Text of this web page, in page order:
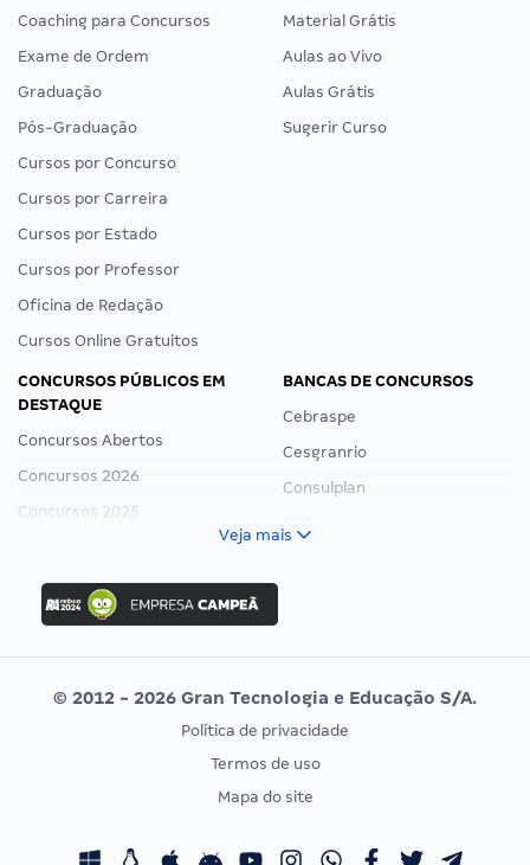
Coaching para Concursos
Exame de Ordem
Graduação
Pós-Graduação
Cursos por Concurso
Cursos por Carreira
Cursos por Estado
Cursos por Professor
Oficina de Redação
Cursos Online Gratuitos
Material Grátis
Aulas ao Vivo
Aulas Grátis
Sugerir Curso
CONCURSOS PÚBLICOS EM
DESTAQUE
Concursos Abertos
Concursos 2026
Concursos 2025
Concurso Ibama
Concurso MPU
Editais publicados
BANCAS DE CONCURSOS
Cebraspe
Cesgranrio
Consulplan
Vunesp
CONCURSOS POR PROFISSÃO
Concursos Fiscais
EXAME DE ORDEM
Calendário OAB
Veja mais
© 2012 - 2026 Gran Tecnologia e Educação S/A.
Política de privacidade
Termos de uso
Mapa do site